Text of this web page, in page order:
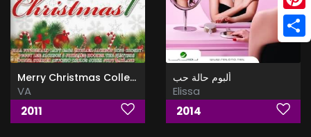
Merry Christmas Collection 4CD
VA
2011
ألبوم حالة حب
Elissa
2014